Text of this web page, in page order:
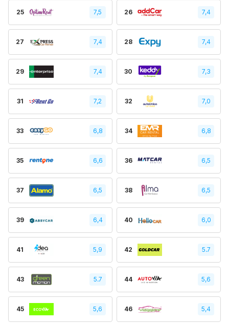
25 7,5 26 7,4
27 7,4 28 7,4
29 7,4 30 7,3
31 7,2 32 7,0
33 6,8 34 6,8
35 6,6 36 6,5
37 6,5 38 6,5
39 6,4 40 6,0
41 5,9 42 5.7
43 5.7 44 5,6
45 5,6 46 5,4